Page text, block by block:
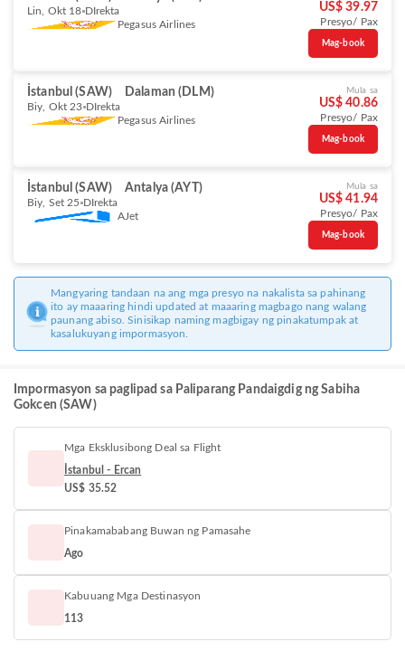
Lin, Okt 18 DIrekta
Pegasus Airlines
US$ 39.97
Presyo/ Pax
Mag-book
İstanbul (SAW) Dalaman (DLM)
Biy, Okt 23 DIrekta
Pegasus Airlines
Mula sa
US$ 40.86
Presyo/ Pax
Mag-book
İstanbul (SAW) Antalya (AYT)
Biy, Set 25 DIrekta
AJet
Mula sa
US$ 41.94
Presyo/ Pax
Mag-book
Mangyaring tandaan na ang mga presyo na nakalista sa pahinang
ito ay maaaring hindi updated at maaaring magbago nang walang
paunang abiso. Sinisikap naming magbigay ng pinakatumpak at
kasalukuyang impormasyon.
Impormasyon sa paglipad sa Paliparang Pandaigdig ng Sabiha
Gokcen (SAW)
Mga Eksklusibong Deal sa Flight
İstanbul - Ercan
US$ 35.52
Pinakamababang Buwan ng Pamasahe
Ago
Kabuuang Mga Destinasyon
113